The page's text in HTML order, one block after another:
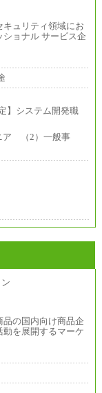
ュリティ領域にお
ョナル サービス企
】システム開発職
ア （2）一般事
の国内向け商品企
を展開するマーケ